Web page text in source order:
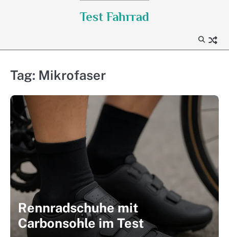
Test Fahrrad
Tag: Mikrofaser
Rennradschuhe mit
Carbonsohle im Test